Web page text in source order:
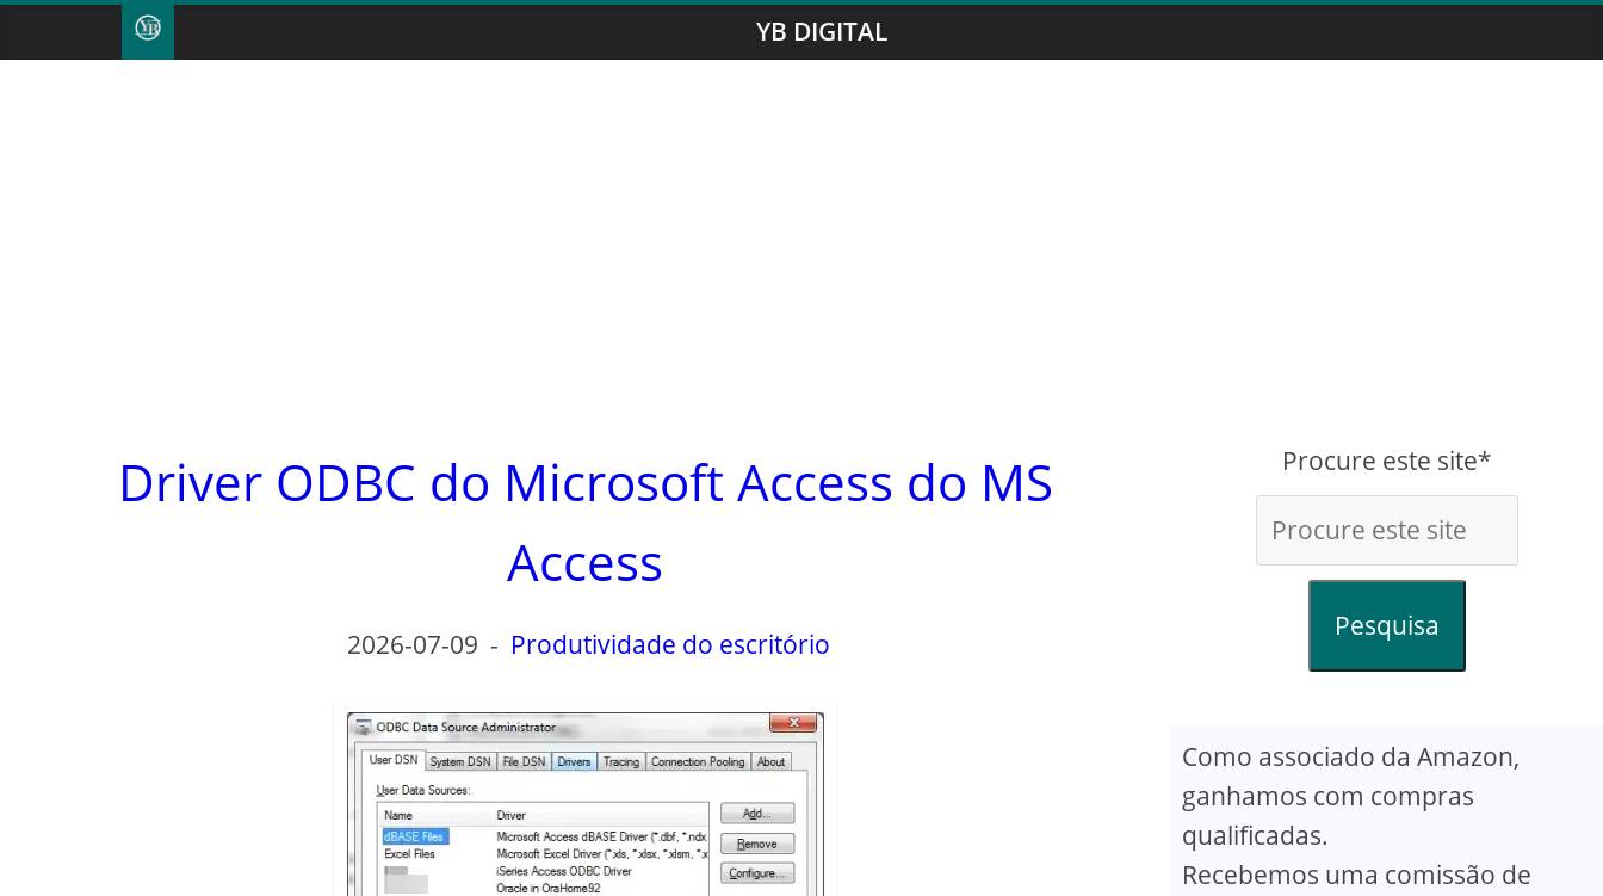
YB DIGITAL
Driver ODBC do Microsoft Access do MS
Access
2026-07-09 - Produtividade do escritório
Procure este site*
Pesquisa
Como associado da Amazon,
ganhamos com compras
qualificadas.
Recebemos uma comissão de